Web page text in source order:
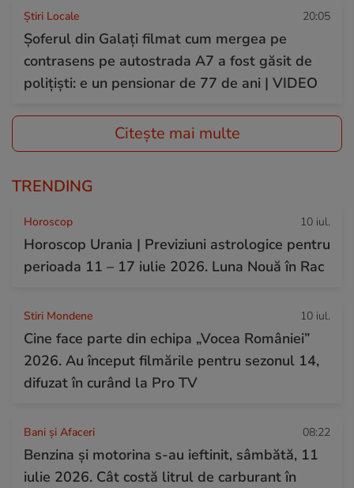
Știri Locale 20:05
Șoferul din Galați filmat cum mergea pe
contrasens pe autostrada A7 a fost găsit de
polițiști: e un pensionar de 77 de ani | VIDEO
Citește mai multe
TRENDING
Horoscop 10 iul.
Horoscop Urania | Previziuni astrologice pentru
perioada 11 – 17 iulie 2026. Luna Nouă în Rac
Stiri Mondene 10 iul.
Cine face parte din echipa „Vocea României”
2026. Au început filmările pentru sezonul 14,
difuzat în curând la Pro TV
Bani și Afaceri 08:22
Benzina și motorina s-au ieftinit, sâmbătă, 11
iulie 2026. Cât costă litrul de carburant în